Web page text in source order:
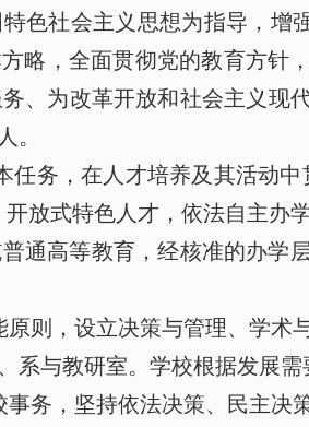
社会主义思想为指导，增
略，全面贯彻党的教育方针
、为改革开放和社会主义现
。
务，在人才培养及其活动
放式特色人才，依法自主办学
通高等教育，经核准的办学
则，设立决策与管理、学术
与教研室。学校根据发展需
务，坚持依法决策、民主决